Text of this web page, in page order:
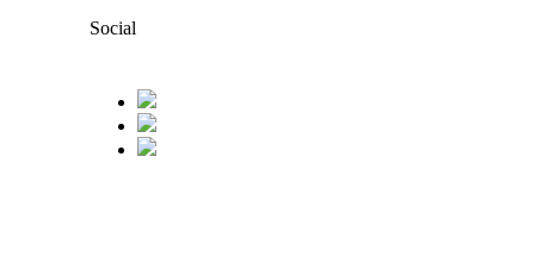
Social